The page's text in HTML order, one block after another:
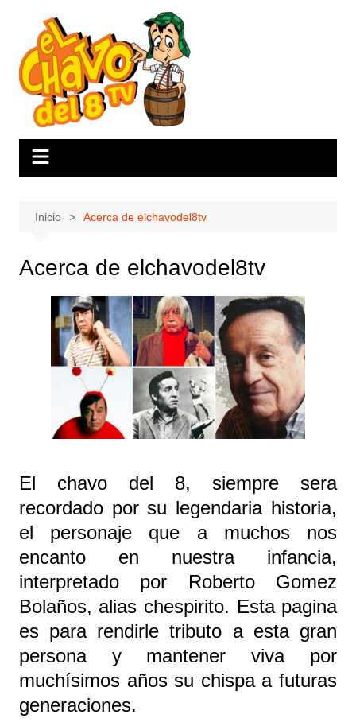
contenido
Inicio Acerca de elchavodel8tv
Acerca de elchavodel8tv
El chavo del 8, siempre sera
recordado por su legendaria historia,
el personaje que a muchos nos
encanto en nuestra infancia,
interpretado por Roberto Gomez
Bolaños, alias chespirito. Esta pagina
es para rendirle tributo a esta gran
persona y mantener viva por
muchísimos años su chispa a futuras
generaciones.